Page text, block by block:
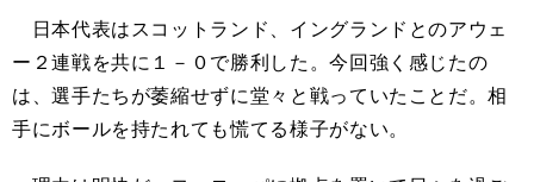
日本代表はスコットランド、イングランドとのアウェ
ー２連戦を共に１－０で勝利した。今回強く感じたの
は、選手たちが萎縮せずに堂々と戦っていたことだ。相
手にボールを持たれても慌てる様子がない。